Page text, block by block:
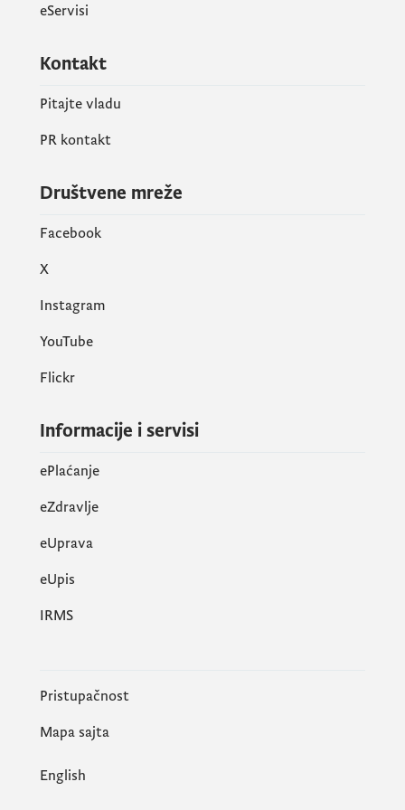
dokaz da je nevladina organizacija
(fotokopija);
fotokopija statuta nevladine organizacije;
dokaz da je nevladina organizacija u
šumarstva, lovstva i drvne industrije,
organizovala skup ili realizovala projekat
ovlašćenog za zastupanje i potvrđen
pečatom nevladine organizacije;
dokaz da je predala poreskom organu
(fotokopija bilansa stanja i uspjeha);
nevladine organizacije o tome da više od
polovine članova organa upravljanja
organa političkih partija, javni
funkcioneri, rukovodeća lica ili državni
nevladine organizacije u Radnoj grupi;
biografija predloženog predstavnika
nevladine organizacije u Radnoj grupi;
eServisi
Kontakt
Pitajte vladu
PR kontakt
Društvene mreže
Facebook
X
Instagram
YouTube
Flickr
Informacije i servisi
ePlaćanje
eZdravlje
eUprava
еUpis
IRMS
Pristupačnost
Mapa sajta
English